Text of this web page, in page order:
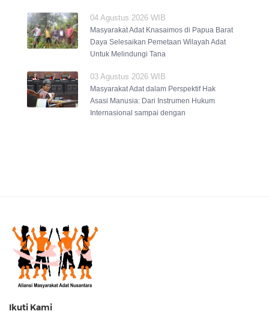
04 Agustus 2026 WIB
Masyarakat Adat Knasaimos di Papua Barat
Daya Selesaikan Pemetaan Wilayah Adat
Untuk Melindungi Tana
03 Agustus 2026 WIB
Masyarakat Adat dalam Perspektif Hak
Asasi Manusia: Dari Instrumen Hukum
Internasional sampai dengan
Ikuti Kami